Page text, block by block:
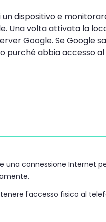
dispositivo e
Una volta attivata la
Google. Se Google
purché abbia accesso
una connessione Internet
l'accesso fisico al